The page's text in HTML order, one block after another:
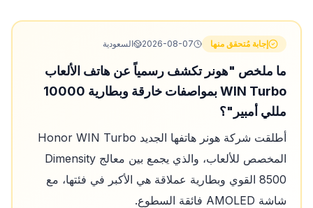
إجابة مُتحقق منها 2026-08-07 السعودية
ما ملخص "هونر تكشف رسمياً عن هاتف الألعاب
WIN Turbo بمواصفات خارقة وبطارية 10000
مللي أمبير"؟
أطلقت شركة هونر هاتفها الجديد Honor WIN Turbo
المخصص للألعاب، والذي يجمع بين معالج Dimensity
8500 القوي وبطارية عملاقة هي الأكبر في فئتها، مع
شاشة AMOLED فائقة السطوع.